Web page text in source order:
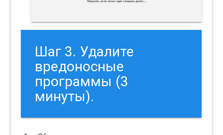
Шаг 3. Удалите
вредоносные
программы (3
минуты).